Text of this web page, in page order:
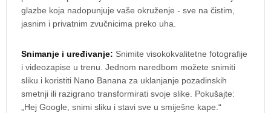
glazbe koja nadopunjuje vaše okruženje - sve na čistim,
jasnim i privatnim zvučnicima preko uha.
Snimanje i uređivanje: Snimite visokokvalitetne fotografije
i videozapise u trenu. Jednom naredbom možete snimiti
sliku i koristiti Nano Banana za uklanjanje pozadinskih
smetnji ili razigrano transformirati svoje slike. Pokušajte:
„Hej Google, snimi sliku i stavi sve u smiješne kape.“